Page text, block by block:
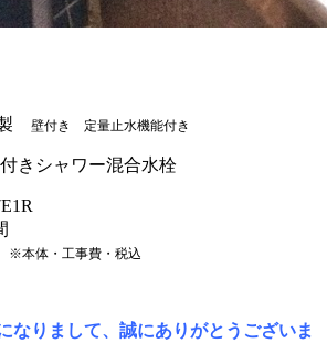
壁付き 定量止水機能付き
ワー混合水栓
※本体・工事費・税込
なりまして、誠にありがとうございま